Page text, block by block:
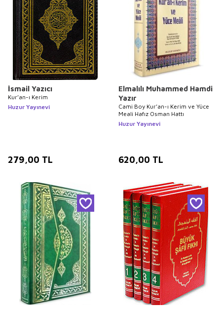
İsmail Yazıcı
Kur’an-ı Kerim
Huzur Yayınevi
279,00 TL
Elmalılı Muhammed Hamdi
Yazır
Cami Boy Kur’an-ı Kerim ve Yüce
Meali Hafız Osman Hattı
Huzur Yayınevi
620,00 TL